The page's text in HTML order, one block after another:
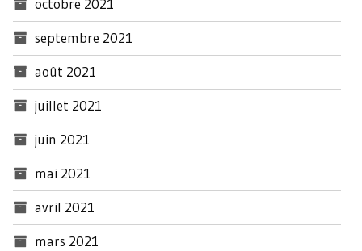
octobre 2021
septembre 2021
août 2021
juillet 2021
juin 2021
mai 2021
avril 2021
mars 2021